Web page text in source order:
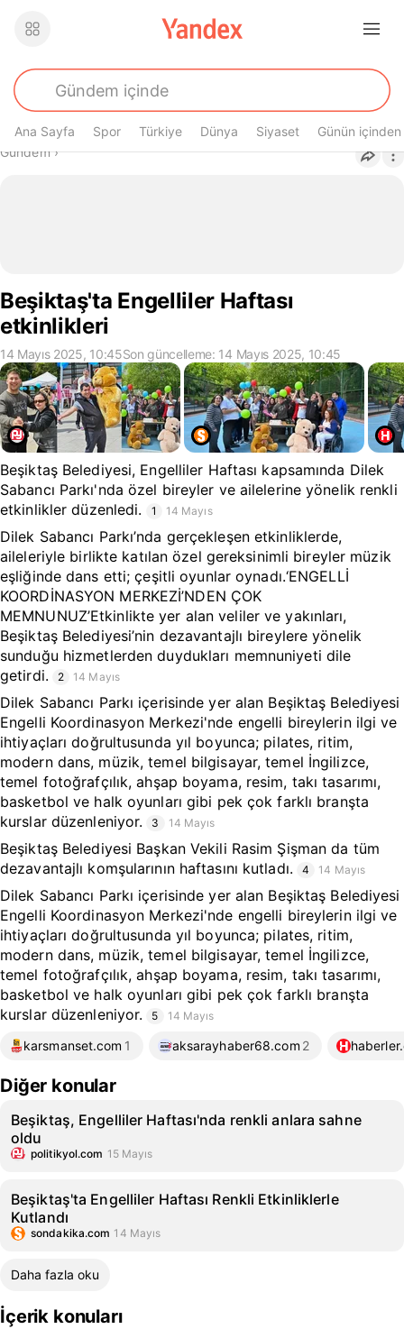
Ana Sayfa Spor Türkiye Dünya Siyaset Günün içinden
Buradasın
Gündem›
Beşiktaş'ta Engelliler Haftası
etkinlikleri
14 Mayıs 2025, 10:45Son güncelleme: 14 Mayıs 2025, 10:45
Beşiktaş Belediyesi, Engelliler Haftası kapsamında Dilek
Sabancı Parkı'nda özel bireyler ve ailelerine yönelik renkli
etkinlikler düzenledi.
1 14 Mayıs
Dilek Sabancı Parkı’nda gerçekleşen etkinliklerde,
aileleriyle birlikte katılan özel gereksinimli bireyler müzik
eşliğinde dans etti; çeşitli oyunlar oynadı.‘ENGELLİ
KOORDİNASYON MERKEZİ’NDEN ÇOK
MEMNUNUZ’Etkinlikte yer alan veliler ve yakınları,
Beşiktaş Belediyesi’nin dezavantajlı bireylere yönelik
sunduğu hizmetlerden duydukları memnuniyeti dile
getirdi.
2 14 Mayıs
Dilek Sabancı Parkı içerisinde yer alan Beşiktaş Belediyesi
Engelli Koordinasyon Merkezi'nde engelli bireylerin ilgi ve
ihtiyaçları doğrultusunda yıl boyunca; pilates, ritim,
modern dans, müzik, temel bilgisayar, temel İngilizce,
temel fotoğrafçılık, ahşap boyama, resim, takı tasarımı,
basketbol ve halk oyunları gibi pek çok farklı branşta
kurslar düzenleniyor.
3 14 Mayıs
Beşiktaş Belediyesi Başkan Vekili Rasim Şişman da tüm
dezavantajlı komşularının haftasını kutladı.
4 14 Mayıs
Dilek Sabancı Parkı içerisinde yer alan Beşiktaş Belediyesi
Engelli Koordinasyon Merkezi'nde engelli bireylerin ilgi ve
ihtiyaçları doğrultusunda yıl boyunca; pilates, ritim,
modern dans, müzik, temel bilgisayar, temel İngilizce,
temel fotoğrafçılık, ahşap boyama, resim, takı tasarımı,
basketbol ve halk oyunları gibi pek çok farklı branşta
kurslar düzenleniyor.
5 14 Mayıs
karsmanset.com 1 aksarayhaber68.com 2
Diğer konular
Beşiktaş, Engelliler Haftası'nda renkli anlara sahne
oldu
politikyol.com 15 Mayıs
Beşiktaş'ta Engelliler Haftası Renkli Etkinliklerle
Kutlandı
sondakika.com 14 Mayıs
Daha fazla oku
İçerik konuları